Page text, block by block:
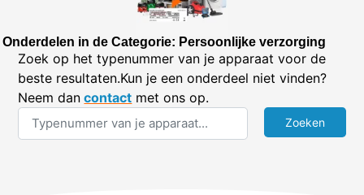
Onderdelen in de Categorie: Persoonlijke verzorging
Zoek op het typenummer van je apparaat voor de
beste resultaten.Kun je een onderdeel niet vinden?
Neem dan contact met ons op.